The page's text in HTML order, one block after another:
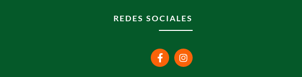
REDES SOCIALES